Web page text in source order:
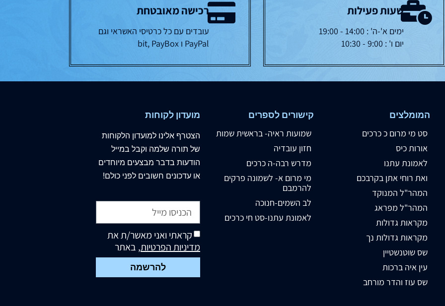
שעות פעילות
ימים א'-ה' : 14:00 - 19:00
יום ו' : 9:00 - 10:30
רכישה מאובטחת
עובדים עם כל כרטיסי האשראי וגם
PayPal ו bit, PayBox
המומלצים
סט מי מרום כ כרכים
אורות כיס
לאמונת עתנו
ואת רוחי אתן בקרבכם
המהר"ל המנוקד
המהר"ל מפראג
מקראות גדולות
מקראות גדולות נך
שס שוטנשטיין
עין איה ברכות
שס עוז והדר מורחב
קישורים לספרים
שמועות ראיה- בראשית שמות
חזון עובדיה
מדרש רבה-ה כרכים
מי מרום א- לשמונה פרקים
להרמבם
לב השמים-חנוכה
לאמונת עתנו-סט חי כרכים
מועדון לקוחות
הצטרף אלינו למועדון הלקוחות
של תורה שלמה וקבל במייל
הודעות בדבר מבצעים מיוחדים
או עדכונים חשובים לפני כולם!
קראתי ואני מאשר/ת את
מדיניות הפרטיות, באתר
להרשמה